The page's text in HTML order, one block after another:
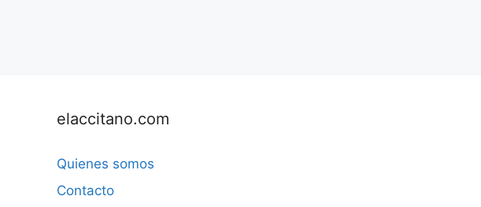
elaccitano.com
Quienes somos
Contacto